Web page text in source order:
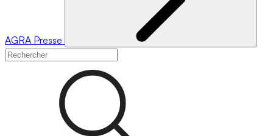
AGRA Presse